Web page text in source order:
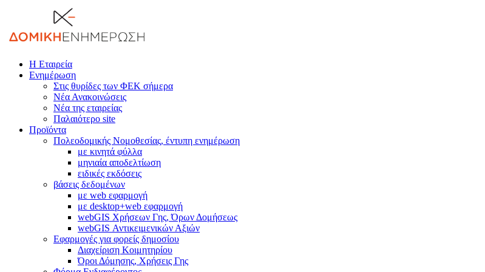
Η Εταιρεία
Ενημέρωση
Στις θυρίδες των ΦΕΚ σήμερα
Νέα Ανακοινώσεις
Νέα της εταιρείας
Παλαιότερο site
Προϊόντα
Πολεοδομικής Νομοθεσίας, έντυπη ενημέρωση
με κινητά φύλλα
μηνιαία αποδελτίωση
ειδικές εκδόσεις
βάσεις δεδομένων
με web εφαρμογή
με desktop+web εφαρμογή
webGIS Χρήσεων Γης, Όρων Δομήσεως
webGIS Αντικειμενικών Αξιών
Εφαρμογές για φορείς δημοσίου
Διαχείριση Κοιμητηρίου
Όροι Δόμησης, Χρήσεις Γης